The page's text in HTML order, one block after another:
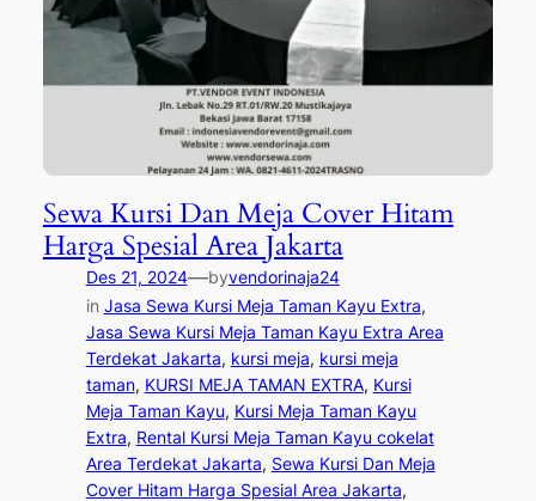
Sewa Kursi Dan Meja Cover Hitam
Harga Spesial Area Jakarta
Des 21, 2024—byvendorinaja24
in Jasa Sewa Kursi Meja Taman Kayu Extra
Jasa Sewa Kursi Meja Taman Kayu Extra Area
Terdekat Jakarta, kursi meja, kursi meja
taman, KURSI MEJA TAMAN EXTRA, Kursi
Meja Taman Kayu, Kursi Meja Taman Kayu
Extra, Rental Kursi Meja Taman Kayu cokelat
Area Terdekat Jakarta, Sewa Kursi Dan Meja
Cover Hitam Harga Spesial Area Jakarta